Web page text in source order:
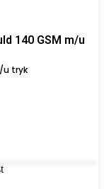
140 GSM m/u
u tryk